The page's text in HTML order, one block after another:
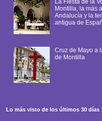
La Fiesta de la
Montilla, la más
Andalucía y la
antigua de
Cruz de Mayo a
de Montilla
Lo más visto de los últimos 30 días